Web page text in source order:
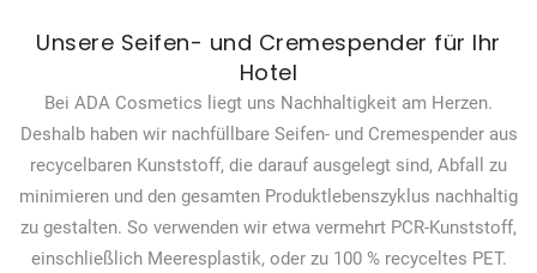
Unsere Seifen- und Cremespender für Ihr
Hotel
Bei ADA Cosmetics liegt uns Nachhaltigkeit am Herzen.
Deshalb haben wir nachfüllbare Seifen- und Cremespender aus
recycelbaren Kunststoff, die darauf ausgelegt sind, Abfall zu
minimieren und den gesamten Produktlebenszyklus nachhaltig
zu gestalten. So verwenden wir etwa vermehrt PCR-Kunststoff,
einschließlich Meeresplastik, oder zu 100 % recyceltes PET.